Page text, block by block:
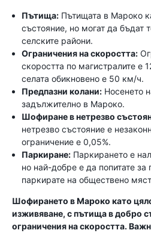
Пътища: Пътищата в Мароко
състояние, но могат да бъдат
селските райони.
Ограничения на скоростта:
скоростта по магистралите е
селата обикновено е 50 км/ч.
Предпазни колани: Носенето
задължително в Мароко.
Шофиране в нетрезво
нетрезво състояние е
ограничение е 0,05%.
Паркиране: Паркирането е
но най-добре е да попитате за
паркирате на обществено
Шофирането в Мароко като
изживяване, с пътища в добро
ограничения на скоростта.